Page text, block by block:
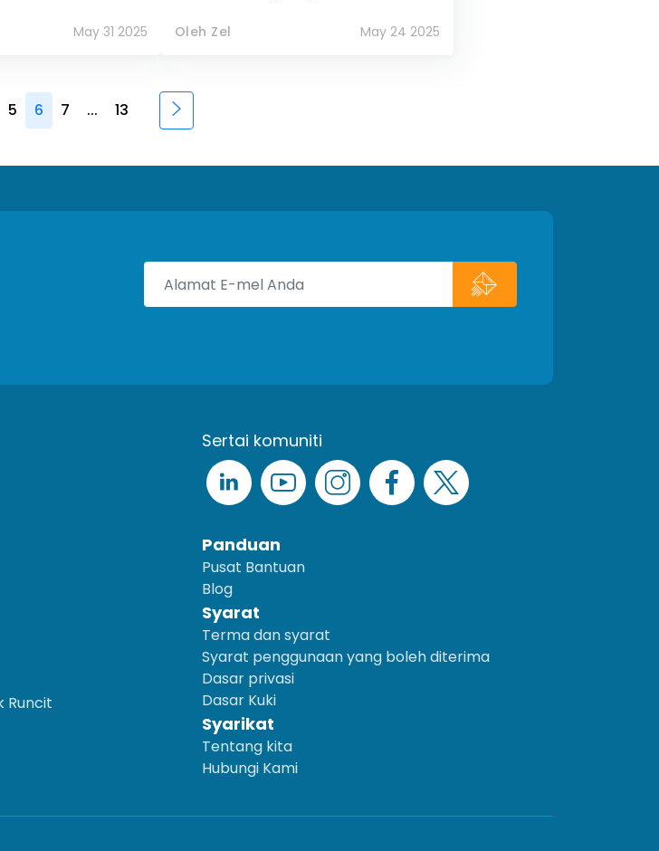
May 31 2025 Oleh Zel May 24 2025
5 6 7 ... 13
Runcit
Sertai komuniti
Panduan
Pusat Bantuan
Blog
Syarat
Terma dan syarat
Syarat penggunaan yang boleh diterima
Dasar privasi
Dasar Kuki
Syarikat
Tentang kita
Hubungi Kami